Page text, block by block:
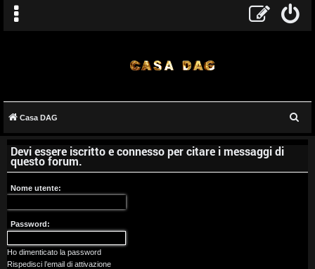
r
g
o
m
e
Casa DAG
Devi essere iscritto e connesso per citare i messaggi di
questo forum.
Nome utente:
Password:
Ho dimenticato la password
Rispedisci l’email di attivazione